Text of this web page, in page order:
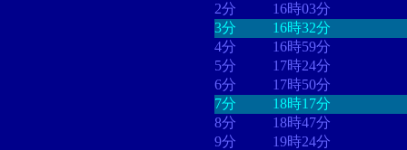
2分
16時03分
3分
16時32分
4分
16時59分
5分
17時24分
6分
17時50分
7分
18時17分
8分
18時47分
9分
19時24分